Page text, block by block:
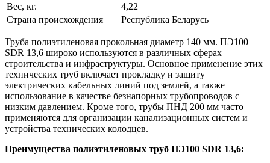
Вес, кг.
4,22
Страна происхождения
Республика Беларусь
Труба полиэтиленовая прокольная диаметр 140 мм. ПЭ100
SDR 13,6 широко используются в различных сферах
строительства и инфраструктуры. Основное применение этих
технических труб включает прокладку и защиту
электрических кабельных линий под землей, а также
использование в качестве безнапорных трубопроводов с
низким давлением. Кроме того, трубы ПНД 200 мм часто
применяются для организации канализационных систем и
устройства технических колодцев.
Преимущества полиэтиленовых труб ПЭ100 SDR 13,6: